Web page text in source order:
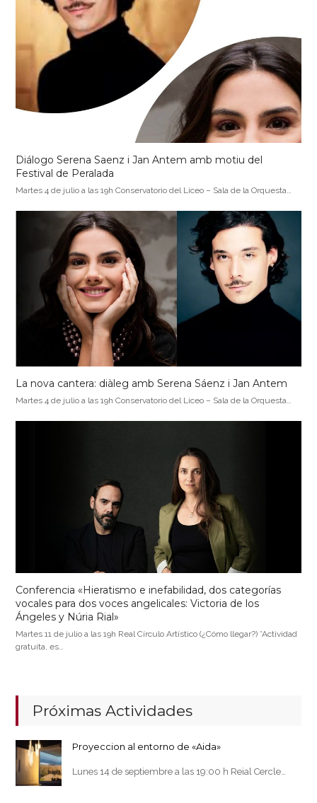
Diálogo Serena Saenz i Jan Antem amb motiu del
Festival de Peralada
Martes 4 de julio a las 19h Conservatorio del Liceo – Sala de la Orquesta…
La nova cantera: diàleg amb Serena Sáenz i Jan Antem
Martes 4 de julio a las 19h Conservatorio del Liceo – Sala de la Orquesta…
Conferencia «Hieratismo e inefabilidad, dos categorías
vocales para dos voces angelicales: Victoria de los
Ángeles y Núria Rial»
Martes 11 de julio a las 19h Real Círculo Artístico (¿Cómo llegar?) *Actividad
gratuita, es…
Próximas Actividades
Proyeccion al entorno de «Aida»
Lunes 14 de septiembre a las 19:00 h Reial Cercle…